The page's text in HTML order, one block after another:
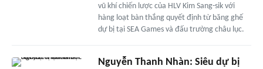
vũ khí chiến lược của HLV Kim Sang-sik với
hàng loạt bàn thắng quyết định từ băng ghế
dự bị tại SEA Games và đấu trường châu lục.
Nguyễn Thanh Nhàn: Siêu dự bị